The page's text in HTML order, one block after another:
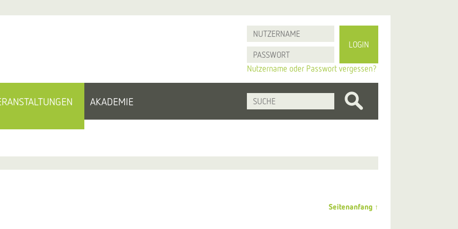
LOGIN
Nutzername oder Passwort vergessen?
AKADEMIE
Seitenanfang ↑